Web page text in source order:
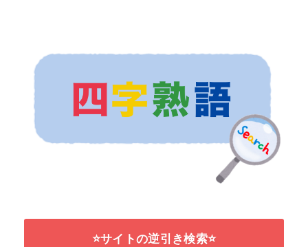
⭐サイトの逆引き検索⭐